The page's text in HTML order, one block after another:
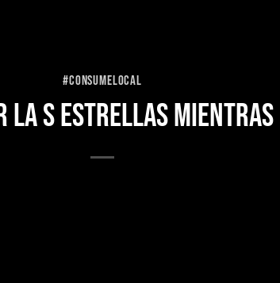
#CONSUMELOCAL
S ESTRELLAS